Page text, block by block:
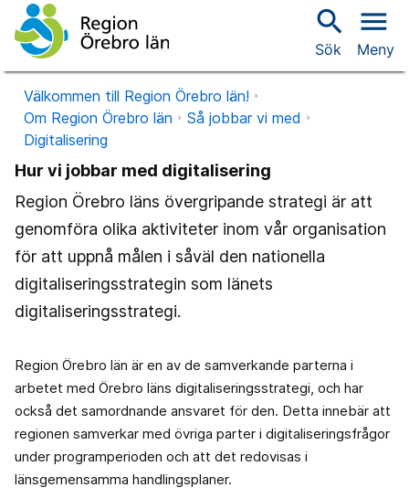
search
Sök
menu
Meny
Välkommen till Region Örebro län!
Om Region Örebro län
Så jobbar vi med
Digitalisering
Hur vi jobbar med digitalisering
Region Örebro läns övergripande strategi är att
genomföra olika aktiviteter inom vår organisation
för att uppnå målen i såväl den nationella
digitaliseringsstrategin som länets
digitaliseringsstrategi.
Region Örebro län är en av de samverkande parterna i
arbetet med Örebro läns digitaliseringsstrategi, och har
också det samordnande ansvaret för den. Detta innebär att
regionen samverkar med övriga parter i digitaliseringsfrågor
under programperioden och att det redovisas i
länsgemensamma handlingsplaner.